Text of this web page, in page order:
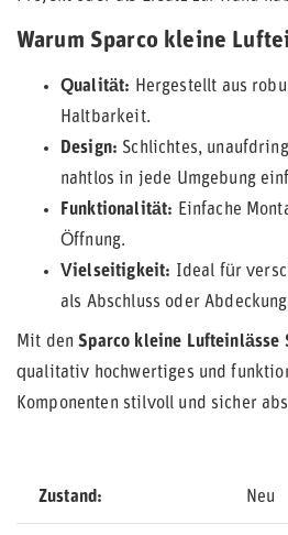
Warum Sparco kleine
Qualität: Hergestellt aus
Haltbarkeit.
Design: Schlichtes,
nahtlos in jede Umgebung
Funktionalität: Einfache
Öffnung.
Vielseitigkeit: Ideal für
als Abschluss oder
Mit denSparco kleine Lufteinlässe
qualitativ hochwertiges und
Komponenten stilvoll und sicher
Zustand Neu